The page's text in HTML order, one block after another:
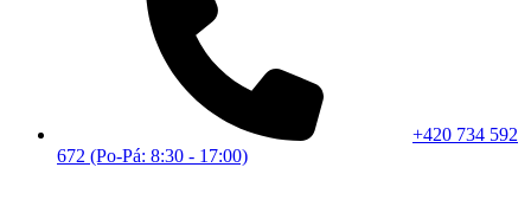
+420 734 592
672 (Po-Pá: 8:30 - 17:00)